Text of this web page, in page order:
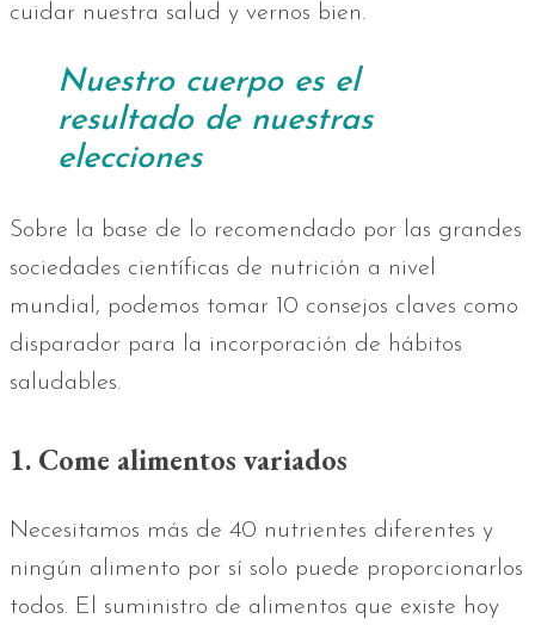
cuidar nuestra salud y vernos bien.
Nuestro cuerpo es el
resultado de nuestras
elecciones
Sobre la base de lo recomendado por las grandes
sociedades científicas de nutrición a nivel
mundial, podemos tomar 10 consejos claves como
disparador para la incorporación de hábitos
saludables.
1. Come alimentos variados
Necesitamos más de 40 nutrientes diferentes y
ningún alimento por sí solo puede proporcionarlos
todos. El suministro de alimentos que existe hoy